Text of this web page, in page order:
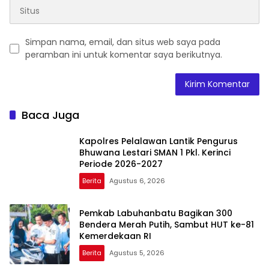
Simpan nama, email, dan situs web saya pada
peramban ini untuk komentar saya berikutnya.
Baca Juga
Kapolres Pelalawan Lantik Pengurus
Bhuwana Lestari SMAN 1 Pkl. Kerinci
Periode 2026-2027
Berita Agustus 6, 2026
Pemkab Labuhanbatu Bagikan 300
Bendera Merah Putih, Sambut HUT ke-81
Kemerdekaan RI
Berita Agustus 5, 2026